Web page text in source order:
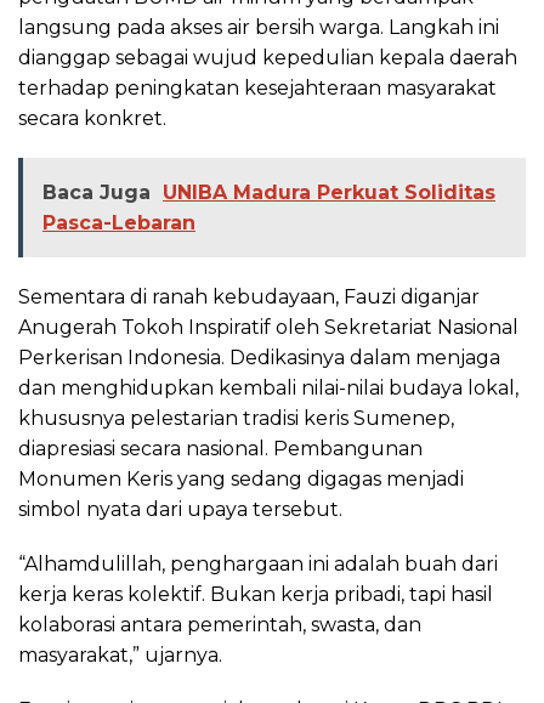
langsung pada akses air bersih warga. Langkah ini
dianggap sebagai wujud kepedulian kepala daerah
terhadap peningkatan kesejahteraan masyarakat
secara konkret.
Baca Juga
UNIBA Madura Perkuat Soliditas
Pasca-Lebaran
Sementara di ranah kebudayaan, Fauzi diganjar
Anugerah Tokoh Inspiratif oleh Sekretariat Nasional
Perkerisan Indonesia. Dedikasinya dalam menjaga
dan menghidupkan kembali nilai-nilai budaya lokal,
khususnya pelestarian tradisi keris Sumenep,
diapresiasi secara nasional. Pembangunan
Monumen Keris yang sedang digagas menjadi
simbol nyata dari upaya tersebut.
“Alhamdulillah, penghargaan ini adalah buah dari
kerja keras kolektif. Bukan kerja pribadi, tapi hasil
kolaborasi antara pemerintah, swasta, dan
masyarakat,” ujarnya.